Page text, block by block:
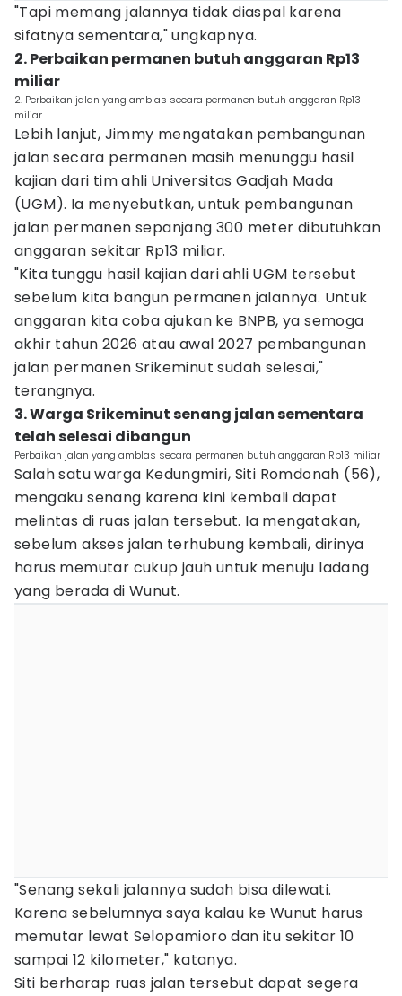
"Tapi memang jalannya tidak diaspal karena
sifatnya sementara," ungkapnya.
2. Perbaikan permanen butuh anggaran Rp13
miliar
2. Perbaikan jalan yang amblas secara permanen butuh anggaran Rp13
miliar
Lebih lanjut, Jimmy mengatakan pembangunan
jalan secara permanen masih menunggu hasil
kajian dari tim ahli Universitas Gadjah Mada
(UGM). Ia menyebutkan, untuk pembangunan
jalan permanen sepanjang 300 meter dibutuhkan
anggaran sekitar Rp13 miliar.
"Kita tunggu hasil kajian dari ahli UGM tersebut
sebelum kita bangun permanen jalannya. Untuk
anggaran kita coba ajukan ke BNPB, ya semoga
akhir tahun 2026 atau awal 2027 pembangunan
jalan permanen Srikeminut sudah selesai,"
terangnya.
‎3. Warga Srikeminut senang jalan sementara
telah selesai dibangun
Perbaikan jalan yang amblas secara permanen butuh anggaran Rp13 miliar
Salah satu warga Kedungmiri, Siti Romdonah (56),
mengaku senang karena kini kembali dapat
melintas di ruas jalan tersebut. Ia mengatakan,
sebelum akses jalan terhubung kembali, dirinya
harus memutar cukup jauh untuk menuju ladang
yang berada di Wunut.
"Senang sekali jalannya sudah bisa dilewati.
Karena sebelumnya saya kalau ke Wunut harus
memutar lewat Selopamioro dan itu sekitar 10
sampai 12 kilometer," katanya.
Siti berharap ruas jalan tersebut dapat segera